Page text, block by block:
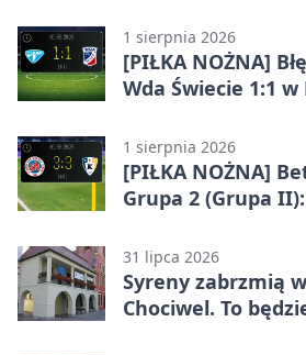
1 sierpnia 2026
[PIŁKA NOŻNA]
Wda Świecie 1:1
1 sierpnia 2026
[PIŁKA NOŻNA]
Grupa 2 (Grupa
Stargard 3:3
31 lipca 2026
Syreny zabrzmią
Chociwel. To